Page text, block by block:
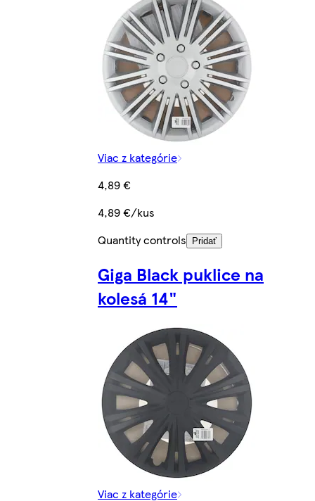
Viac z kategórie
4,89 €
4,89 €/kus
Quantity controls
Pridať
Giga Black puklice na
kolesá 14"
Viac z kategórie